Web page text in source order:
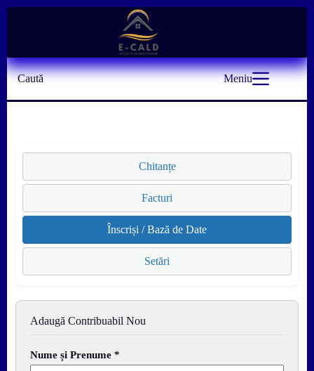
Caută Meniu
Chitanțe
Facturi
Înscriși / Bază de Date
Setări
Adaugă Contribuabil Nou
Nume și Prenume *